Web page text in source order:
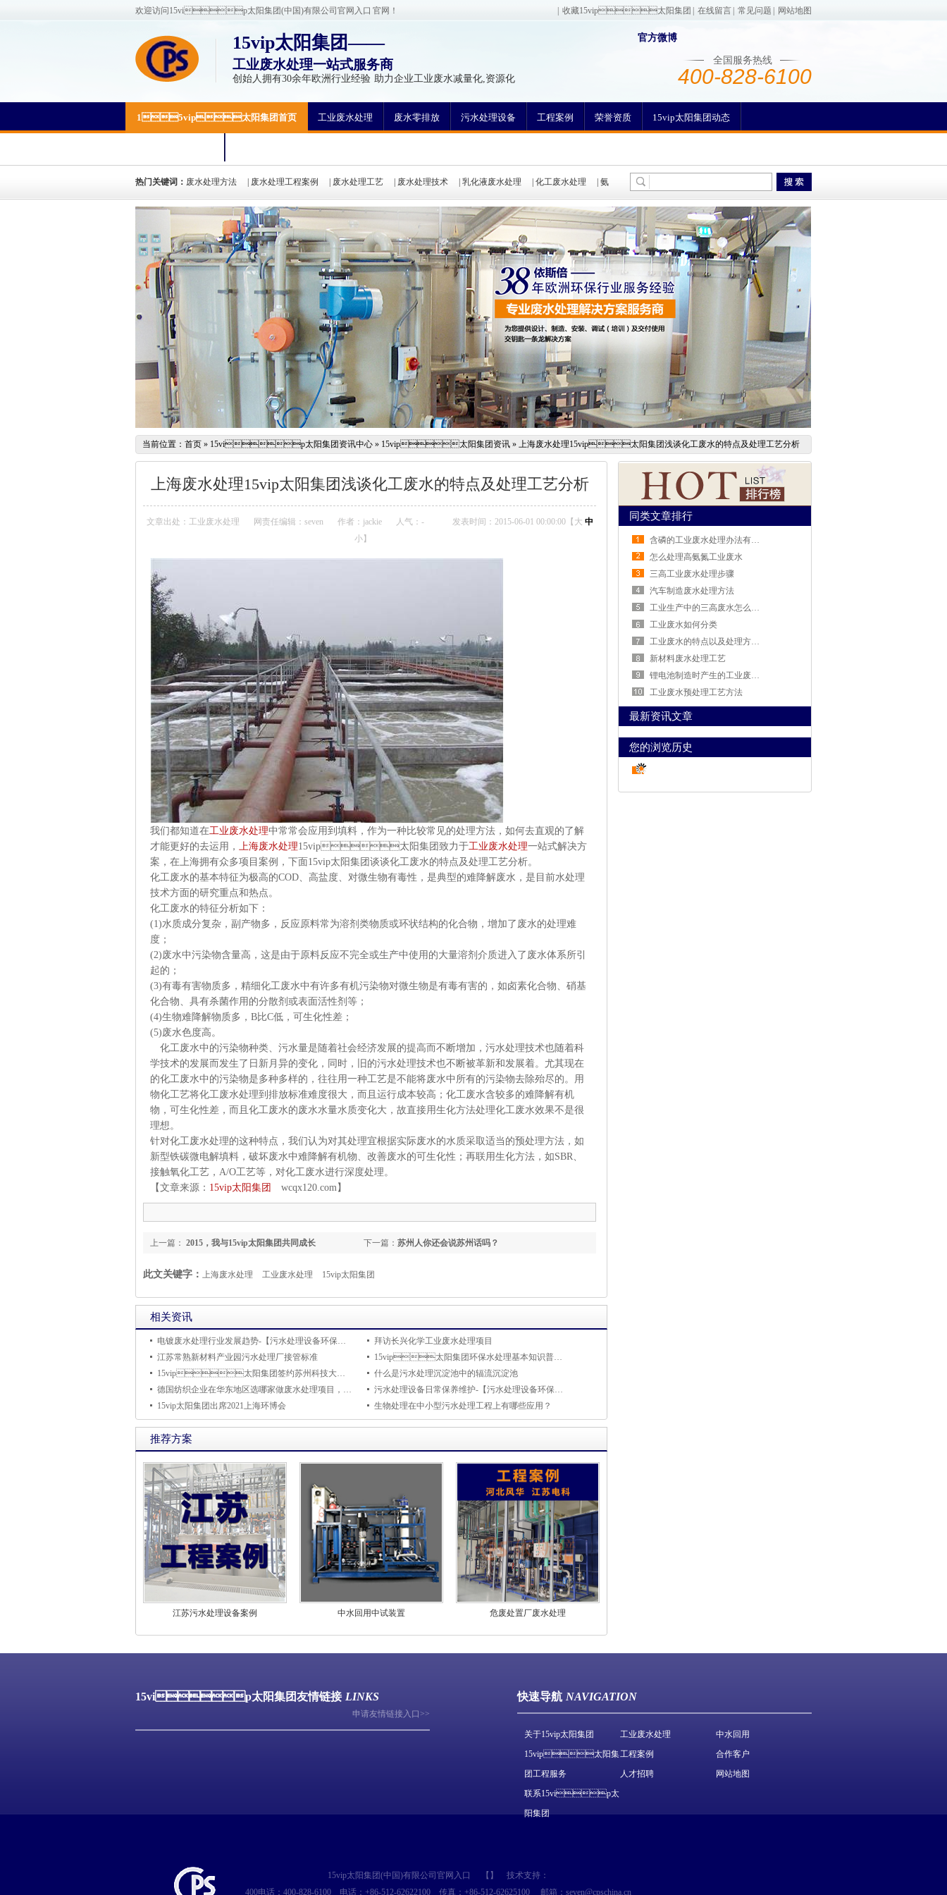
欢迎访问15vip太阳集团(中国)有限公司官网入口 官网！ 收藏15vip太阳集团 在线留言 常见问题 网站地图
15vip太阳集团——
工业废水处理一站式服务商
创始人拥有30余年欧洲行业经验 助力企业工业废水减量化,资源化
官方微博
全国服务热线
400-828-6100
15vip太阳集团首页 工业废水处理 废水零排放 污水处理设备 工程案例 荣誉资质 15vip太阳集团动态
热门关键词： 废水处理方法 废水处理工程案例 废水处理工艺 废水处理技术 乳化液废水处理 化工废水处理 氨
氮废水处理
当前位置： 首页 » 15vip太阳集团资讯中心 » 15vip太阳集团资讯 » 上海废水处理15vip太阳集团浅谈化工废水的特点及处理工艺分析
上海废水处理15vip太阳集团浅谈化工废水的特点及处理工艺分析
文章出处：工业废水处理 网责任编辑：seven 作者：jackie 人气： - 发表时间：2015-06-01 00:00:00【 大 中
小】
我们都知道在工业废水处理中常常会应用到填料，作为一种比较常见的处理方法，如何去直观的了解
才能更好的去运用， 上海废水处理15vip太阳集团致力于工业废水处理一站式解决方
案，在上海拥有众多项目案例，下面15vip太阳集团谈谈化工废水的特点及处理工艺分析。
化工废水的基本特征为极高的COD、高盐度、对微生物有毒性，是典型的难降解废水，是目前水处理
技术方面的研究重点和热点。
化工废水的特征分析如下：
(1)水质成分复杂，副产物多，反应原料常为溶剂类物质或环状结构的化合物，增加了废水的处理难
度；
(2)废水中污染物含量高，这是由于原料反应不完全或生产中使用的大量溶剂介质进入了废水体系所引
起的；
(3)有毒有害物质多，精细化工废水中有许多有机污染物对微生物是有毒有害的，如卤素化合物、硝基
化合物、具有杀菌作用的分散剂或表面活性剂等；
(4)生物难降解物质多， B比C低，可生化性差；
(5)废水色度高。
化工废水中的污染物种类、污水量是随着社会经济发展的提高而不断增加，污水处理技术也随着科
学技术的发展而发生了日新月异的变化，同时，旧的污水处理技术也不断被革新和发展着。尤其现在
的化工废水中的污染物是多种多样的，往往用一种工艺是不能将废水中所有的污染物去除殆尽的。用
物化工艺将化工废水处理到排放标准难度很大，而且运行成本较高；化工废水含较多的难降解有机
物，可生化性差，而且化工废水的废水水量水质变化大，故直接用生化方法处理化工废水效果不是很
理想。
针对化工废水处理的这种特点，我们认为对其处理宜根据实际废水的水质采取适当的预处理方法，如
新型铁碳微电解填料，破坏废水中难降解有机物、改善废水的可生化性；再联用生化方法，如SBR、
接触氧化工艺， A/O工艺等，对化工废水进行深度处理。
【文章来源： 15vip太阳集团 wcqx120.com】
下一篇： 苏州人你还会说苏州话吗？
上一篇： 2015，我与15vip太阳集团共同成长
此文关键字： 上海废水处理 工业废水处理 15vip太阳集团
相关资讯
电镀废水处理行业发展趋势-【污水处理设备环保知识】
拜访长兴化学工业废水处理项目
江苏常熟新材料产业园污水处理厂接管标准
15vip太阳集团环保水处理基本知识普及-管螺纹的标准
15vip太阳集团签约苏州科技大学环境科学与工程学院共建大学生就业创业基地
什么是污水处理沉淀池中的辐流沉淀池
德国纺织企业在华东地区选哪家做废水处理项目，看汉跋怎么说
污水处理设备日常保养维护-【污水处理设备环保知识】
15vip太阳集团出席2021上海环博会
生物处理在中小型污水处理工程上有哪些应用？
推荐方案
江苏污水处理设备案例 中水回用中试装置 危废处置厂废水处理
同类文章排行
含磷的工业废水处理办法有哪些
怎么处理高氨氮工业废水
三高工业废水处理步骤
汽车制造废水处理方法
工业生产中的三高废水怎么处理
工业废水如何分类
工业废水的特点以及处理方法是什么
新材料废水处理工艺
锂电池制造时产生的工业废水该怎样处理
工业废水预处理工艺方法
最新资讯文章
您的浏览历史
15vip太阳集团友情链接 LINKS
申请友情链接入口>>
快速导航 NAVIGATION
关于15vip太阳集团 工业废水处理
中水回用
15vip太阳集
团工程服务
工程案例
合作客户
人才招聘
网站地图
联系15vip太
阳集团
15vip太阳集团(中国)有限公司官网入口 【】
技术支持：
400电话：400-828-6100
电话：+86-512-62622100 传真：+86-512-62625100 邮箱：seven@cpschina.cn